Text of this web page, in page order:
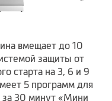
вмещает до 10
защиты от
старта на 3, 6 и 9
5 программ для
30 минут «Мини